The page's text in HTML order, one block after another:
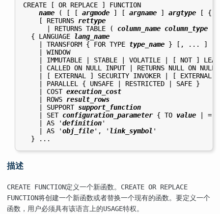
CREATE [ OR REPLACE ] FUNCTION
name ( [ [ argmode ] [ argname ] argtype [ {
    [ RETURNS
rettype
      | RETURNS TABLE (
column_name column_type
  { LANGUAGE
lang_name
    | TRANSFORM { FOR TYPE
type_name } [, ... ]
    | WINDOW
| IMMUTABLE | STABLE | VOLATILE | [ NOT ]
| CALLED ON NULL INPUT | RETURNS NULL ON NULL
| [ EXTERNAL ] SECURITY INVOKER | [ EXTERNAL
    | PARALLEL { UNSAFE | RESTRICTED | SAFE }
    | COST
execution_cost
    | ROWS
result_rows
    | SUPPORT
support_function
    | SET
configuration_parameter { TO value | =
    | AS '
definition'
    | AS '
obj_file', ' link_symbol '
描述
CREATE FUNCTION定义一个新函数。
CREATE OR REPLACE
FUNCTION将创建一个新函数或者替换一个现有的函数。要定义一个
函数，用户必须具有该语言上的USAGE特权。